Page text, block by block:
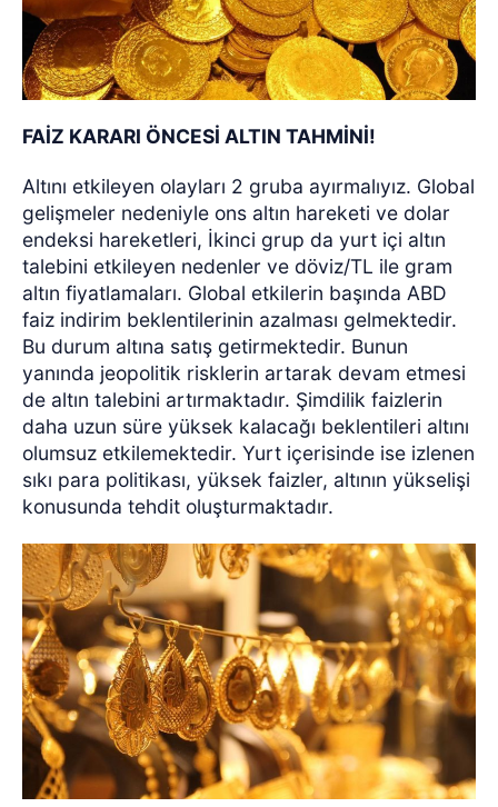
FAİZ KARARI ÖNCESİ ALTIN TAHMİNİ!
Altını etkileyen olayları 2 gruba ayırmalıyız. Global
gelişmeler nedeniyle ons altın hareketi ve dolar
endeksi hareketleri, İkinci grup da yurt içi altın
talebini etkileyen nedenler ve döviz/TL ile gram
altın fiyatlamaları. Global etkilerin başında ABD
faiz indirim beklentilerinin azalması gelmektedir.
Bu durum altına satış getirmektedir. Bunun
yanında jeopolitik risklerin artarak devam etmesi
de altın talebini artırmaktadır. Şimdilik faizlerin
daha uzun süre yüksek kalacağı beklentileri altını
olumsuz etkilemektedir. Yurt içerisinde ise izlenen
sıkı para politikası, yüksek faizler, altının yükselişi
konusunda tehdit oluşturmaktadır.